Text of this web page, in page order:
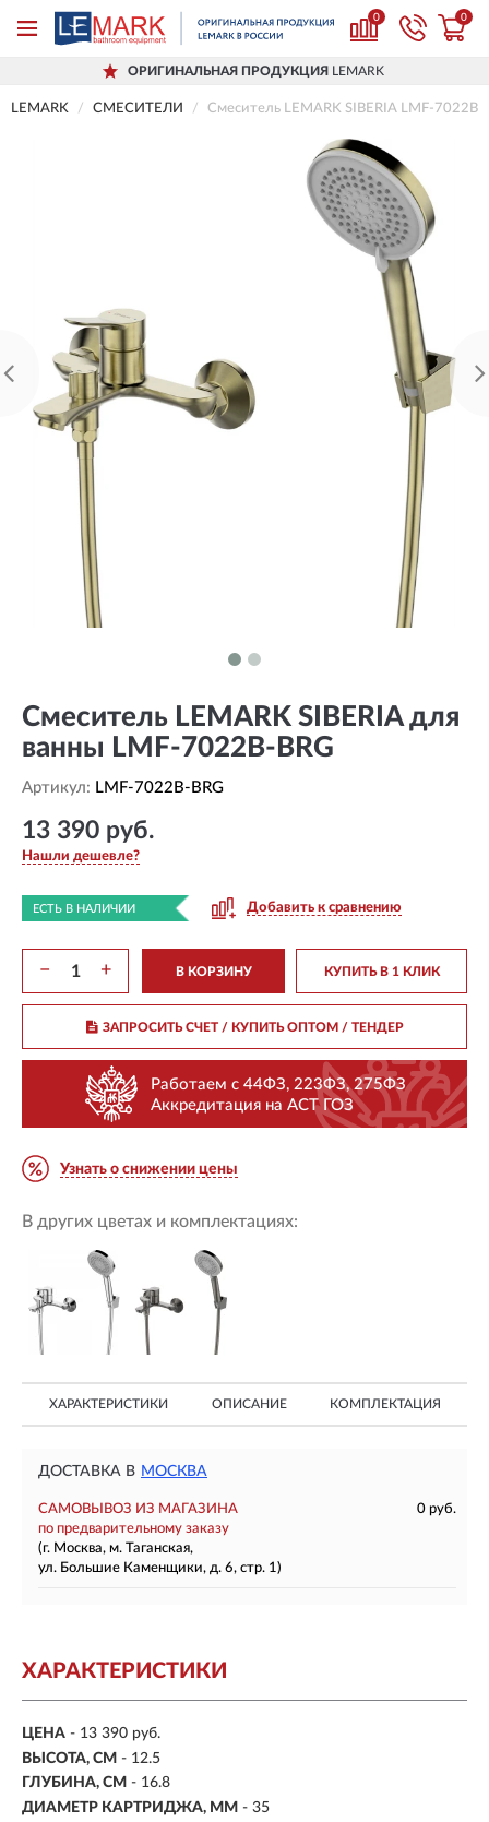
0 0
ОРИГИНАЛЬНАЯ ПРОДУКЦИЯ LEMARK
LEMARK СМЕСИТЕЛИ Смеситель LEMARK SIBERIA LMF-7022B-
Смеситель LEMARK SIBERIA для
ванны LMF-7022B-BRG
Артикул: LMF-7022B-BRG
13 390 руб.
Нашли дешевле?
ЕСТЬ В НАЛИЧИИ Добавить к сравнению
− + В КОРЗИНУ КУПИТЬ В 1 КЛИК
ЗАПРОСИТЬ СЧЕТ / КУПИТЬ ОПТОМ/ ТЕНДЕР
Работаем с 44ФЗ, 223ФЗ, 275ФЗ
Аккредитация на АСТ ГОЗ
Узнать о снижении цены
В других цветах и комплектациях:
ХАРАКТЕРИСТИКИ ОПИСАНИЕ КОМПЛЕКТАЦИЯ
ДОСТАВКА В МОСКВА
САМОВЫВОЗ ИЗ МАГАЗИНА
0 руб.
по предварительному заказу
(г. Москва, м. Таганская,
ул. Большие Каменщики, д. 6, стр. 1)
ХАРАКТЕРИСТИКИ
ЦЕНА - 13 390 руб.
ВЫСОТА, СМ - 12.5
ГЛУБИНА, СМ - 16.8
ДИАМЕТР КАРТРИДЖА, ММ - 35